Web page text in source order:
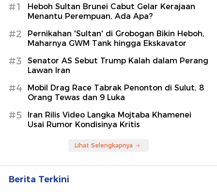
#1
Heboh Sultan Brunei Cabut Gelar Kerajaan
Menantu Perempuan, Ada Apa?
#2
Pernikahan 'Sultan' di Grobogan Bikin Heboh,
Maharnya GWM Tank hingga Ekskavator
#3
Senator AS Sebut Trump Kalah dalam Perang
Lawan Iran
#4
Mobil Drag Race Tabrak Penonton di Sulut, 8
Orang Tewas dan 9 Luka
#5
Iran Rilis Video Langka Mojtaba Khamenei
Usai Rumor Kondisinya Kritis
Lihat Selengkapnya
Berita Terkini